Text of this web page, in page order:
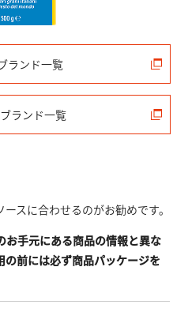
ランド一覧
ランド一覧
スに合わせるのがお勧めです。
手元にある商品の情報と異な
前には必ず商品パッケージを